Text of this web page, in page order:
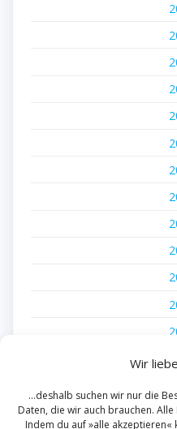
Wir
...deshalb suchen wir nur die
Daten, die wir auch brauchen.
Indem du auf »alle